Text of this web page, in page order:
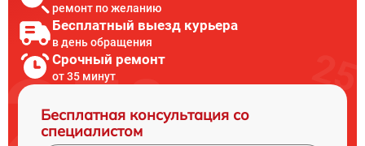
ремонт по желанию
Бесплатный выезд курьера
в день обращения
Срочный ремонт
от 35 минут
Бесплатная консультация со
специалистом